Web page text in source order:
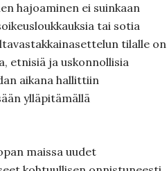
hajoaminen ei suinkaan
tai sotia
tilalle on
etnisiä ja uskonnollisia
aikana hallittiin
ylläpitämällä
maissa uudet